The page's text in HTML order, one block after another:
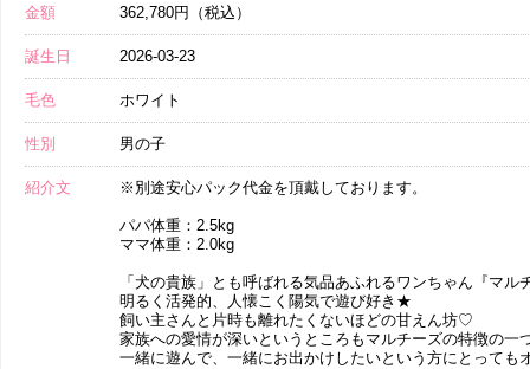
金額 362,780円（税込）
誕生日 2026-03-23
毛色 ホワイト
性別 男の子
紹介文 ※別途安心パック代金を頂戴しております。
パパ体重：2.5kg
ママ体重：2.0kg
「犬の貴族」とも呼ばれる気品あふれるワンちゃん『マル
明るく活発的、人懐こく陽気で遊び好き★
飼い主さんと片時も離れたくないほどの甘えん坊♡
家族への愛情が深いというところもマルチーズの特徴の一
一緒に遊んで、一緒にお出かけしたいという方にとっても